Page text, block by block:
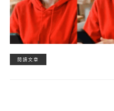
閱讀文章